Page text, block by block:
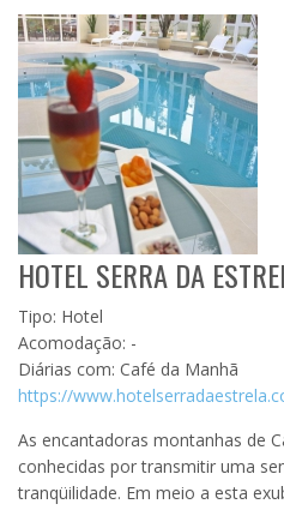
HOTEL SERRA DA
Tipo: Hotel
Acomodação: -
Diárias com: Café da Manhã
https://
As encantadoras montanhas de
conhecidas por transmitir uma
tranqüilidade. Em meio a esta